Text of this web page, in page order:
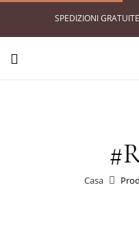
SPEDIZIONI
Casa